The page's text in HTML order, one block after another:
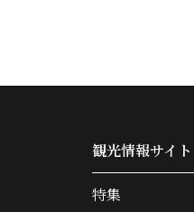
観光情報サイト
特集